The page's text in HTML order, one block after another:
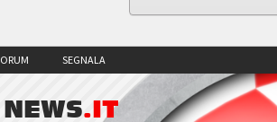
SEGNALA
NEWS.IT